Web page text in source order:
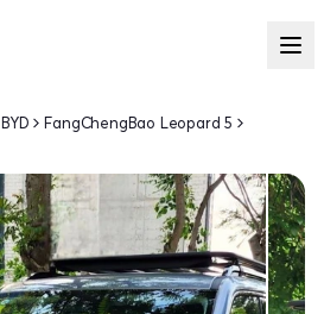
BYD
FangChengBao Leopard 5